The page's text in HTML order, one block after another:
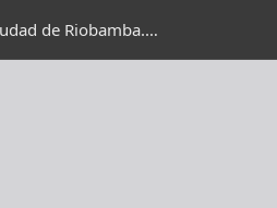
<b>Implementación de un centro de mantenimiento para motores eléctricos con IA en la ciudad de Riobamba.</b>